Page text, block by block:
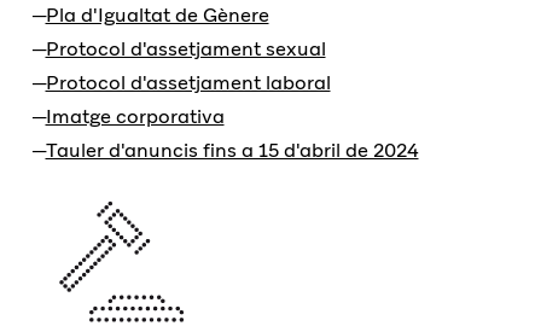
Pla d'Igualtat de Gènere
Protocol d'assetjament sexual
Protocol d'assetjament laboral
Imatge corporativa
Tauler d'anuncis fins a 15 d'abril de 2024